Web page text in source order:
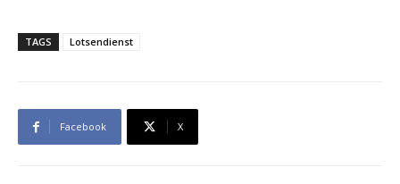
TAGS Lotsendienst
Facebook X